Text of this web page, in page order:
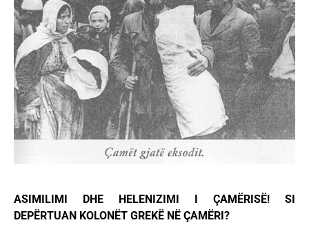
ASIMILIMI DHE HELENIZIMI I ÇAMËRISË! SI
DEPËRTUAN KOLONËT GREKË NË ÇAMËRI?